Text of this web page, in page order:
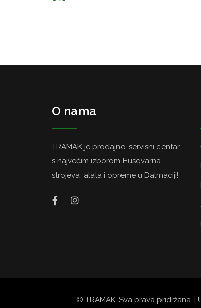
O nama
TRAMAK je prodajno-servisni centar
s najvećim izborom Husqvarna
strojeva, alata i opreme u Dalmaciji!
© TRAMAK. Sva prava pridržana.